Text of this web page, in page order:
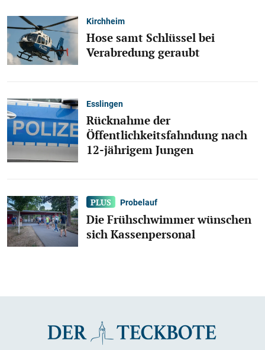
Kirchheim
Hose samt Schlüssel bei
Verabredung geraubt
Esslingen
Rücknahme der
Öffentlichkeitsfahndung nach
12-jährigem Jungen
Probelauf
Die Frühschwimmer wünschen
sich Kassenpersonal